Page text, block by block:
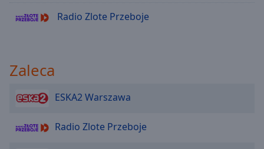
Radio Zlote Przeboje
Zaleca
ESKA2 Warszawa
Radio Zlote Przeboje